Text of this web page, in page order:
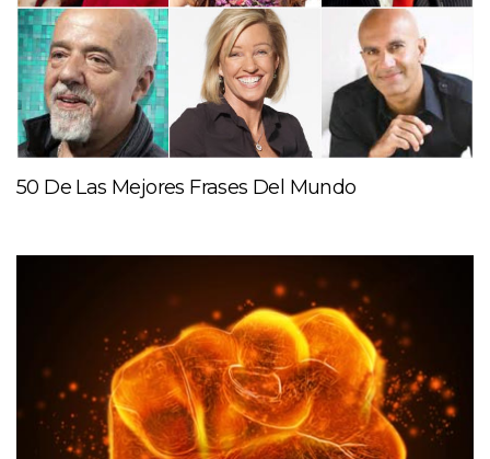
50 De Las Mejores Frases Del Mundo